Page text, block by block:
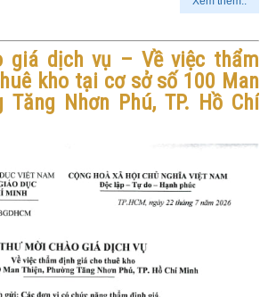
giá dịch vụ – Về việc thẩm
kho tại cơ sở số 100 Man
Tăng Nhơn Phú, TP. Hồ Chí